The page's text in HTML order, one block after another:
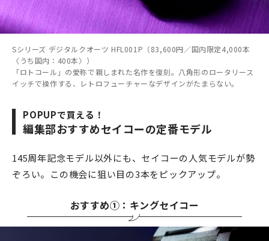
Sシリーズ デジタルクオーツ HFL001P（83,600円／国内限定4,000本
〈うち国内：400本〉）
「ロトコール」の愛称で親しまれた名作を復刻。八角形のロータリース
イッチで操作する、レトロフューチャーなデザインがたまらない。
POPUPで買える！
編集部おすすめセイコーの定番モデル
145周年記念モデル以外にも、セイコーの人気モデルが勢
ぞろい。この機会に狙い目の3本をピックアップ。
おすすめ①：キングセイコー